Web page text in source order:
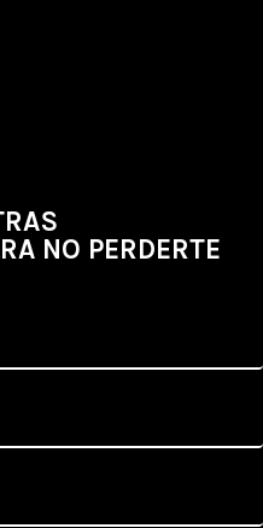
NO PERDERTE